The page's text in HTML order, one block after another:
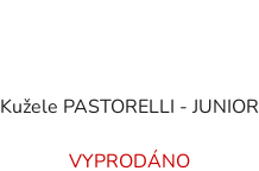
Kužele PASTORELLI - JUNIOR
VYPRODÁNO